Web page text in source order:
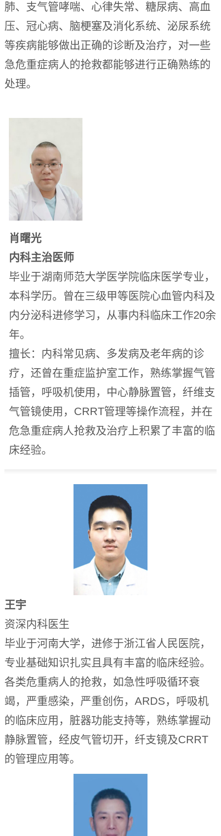
肺、支气管哮喘、心律失常、糖尿病、高血
压、冠心病、脑梗塞及消化系统、泌尿系统
等疾病能够做出正确的诊断及治疗，对一些
急危重症病人的抢救都能够进行正确熟练的
处理。
肖曙光
内科主治医师
毕业于湖南师范大学医学院临床医学专业，
本科学历。曾在三级甲等医院心血管内科及
内分泌科进修学习，从事内科临床工作20余
年。
擅长：内科常见病、多发病及老年病的诊
疗，还曾在重症监护室工作，熟练掌握气管
插管，呼吸机使用，中心静脉置管，纤维支
气管镜使用，CRRT管理等操作流程，并在
危急重症病人抢救及治疗上积累了丰富的临
床经验。
王宇
资深内科医生
毕业于河南大学，进修于浙江省人民医院，
专业基础知识扎实且具有丰富的临床经验。
各类危重病人的抢救，如急性呼吸循环衰
竭，严重感染，严重创伤，ARDS，呼吸机
的临床应用，脏器功能支持等，熟练掌握动
静脉置管，经皮气管切开，纤支镜及CRRT
的管理应用等。